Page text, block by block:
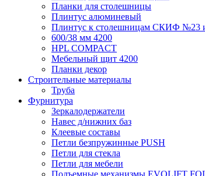
Планки для столешницы
Плинтус алюминевый
Плинтус к столешницам СКИФ №23
600/38 мм 4200
HPL COMPACT
Мебельный щит 4200
Планки декор
Строительные материалы
Труба
Фурнитура
Зеркалодержатели
Навес д/нижних баз
Клеевые составы
Петли безпружинные PUSH
Петли для стекла
Петли для мебели
Подъемные механизмы EVOLIFT